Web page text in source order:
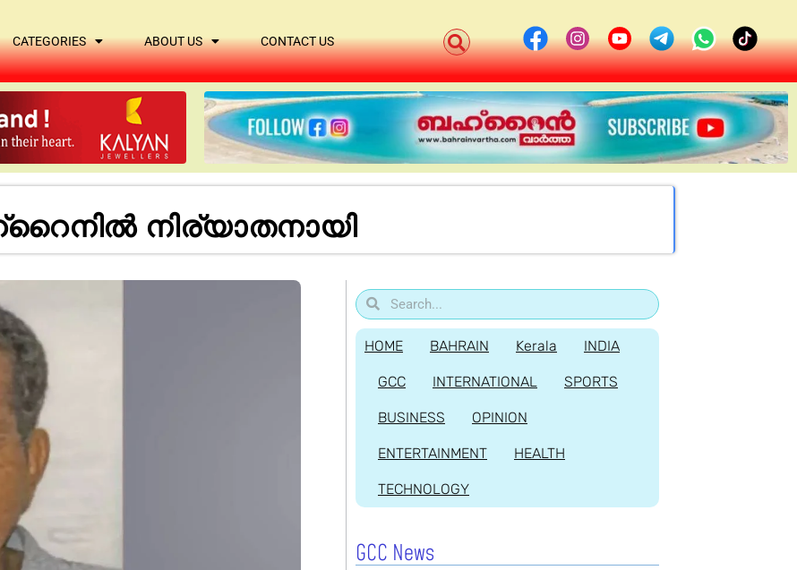
CATEGORIES ABOUT US CONTACT US
നിര്യാതനായി
HOME BAHRAIN Kerala INDIA
GCC INTERNATIONAL SPORTS
BUSINESS OPINION
ENTERTAINMENT HEALTH
TECHNOLOGY
GCC News